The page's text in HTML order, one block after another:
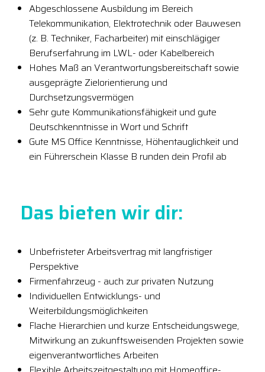
Abgeschlossene Ausbildung im Bereich
Telekommunikation, Elektrotechnik oder Bauwesen
(z. B. Techniker, Facharbeiter) mit einschlägiger
Berufserfahrung im LWL- oder Kabelbereich
Hohes Maß an Verantwortungsbereitschaft sowie
ausgeprägte Zielorientierung und
Durchsetzungsvermögen
Sehr gute Kommunikationsfähigkeit und gute
Deutschkenntnisse in Wort und Schrift
Gute MS Office Kenntnisse, Höhentauglichkeit und
ein Führerschein Klasse B runden dein Profil ab
Das bieten wir dir:
Unbefristeter Arbeitsvertrag mit langfristiger
Perspektive
Firmenfahrzeug - auch zur privaten Nutzung
Individuellen Entwicklungs- und
Weiterbildungsmöglichkeiten
Flache Hierarchien und kurze Entscheidungswege,
Mitwirkung an zukunftsweisenden Projekten sowie
eigenverantwortliches Arbeiten